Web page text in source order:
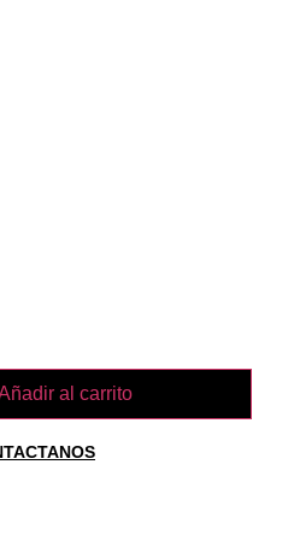
al carrito